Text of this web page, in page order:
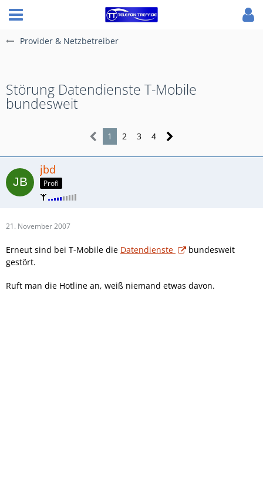
Provider & Netzbetreiber
Störung Datendienste T-Mobile
bundesweit
1 2 3 4
jbd
Profi
21. November 2007
Erneut sind bei T-Mobile die Datendienste
bundesweit
gestört.
Ruft man die Hotline an, weiß niemand etwas davon.